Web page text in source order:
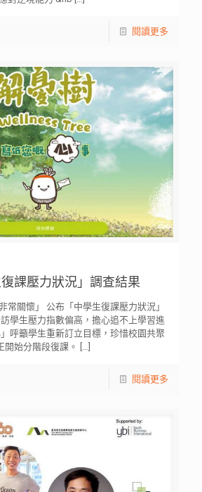
閱讀更多
課壓力狀況」調查結果
常關懷」 公布「中學生復課壓力狀況」
學生壓力指數偏高，擔心追不上學習進
呼籲學生重新訂立目標，珍惜校園共聚
始分階段復課。
[…]
閱讀更多